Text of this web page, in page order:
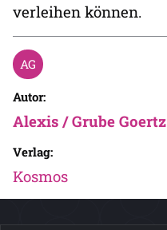
verleihen können.
Autor:
Alexis / Grube Goertz
Verlag:
Kosmos